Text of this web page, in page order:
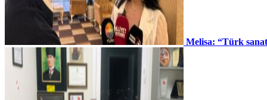
Melisa: “Türk